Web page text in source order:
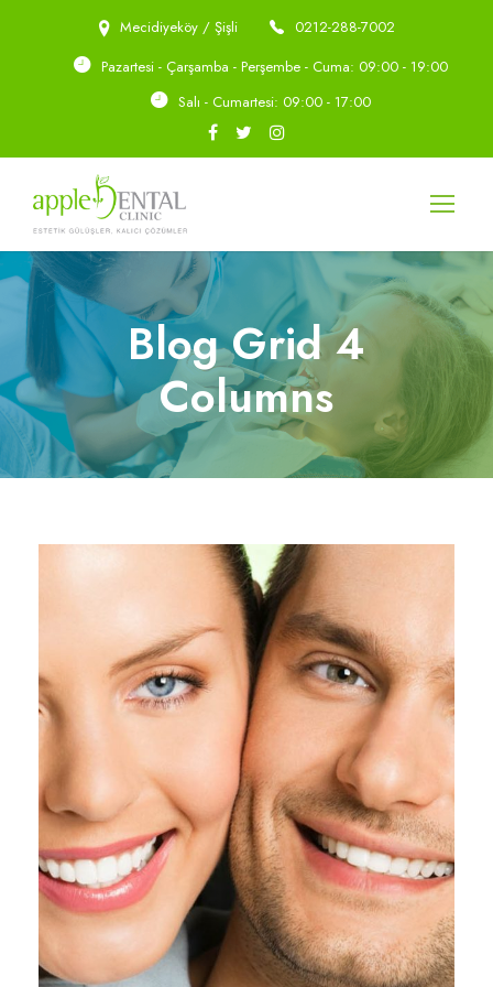
Mecidiyeköy / Şişli
0212-288-7002
Pazartesi - Çarşamba - Perşembe - Cuma: 09:00 - 19:00
Salı - Cumartesi: 09:00 - 17:00
Blog Grid 4
Columns